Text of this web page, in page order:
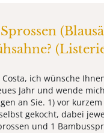
ich wünsche
Jahr und wende
an Sie. 1) vor
gekocht, dabei
und 1